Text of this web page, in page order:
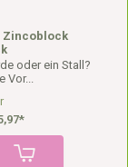
Zincoblock
oder ein Stall?
Vor...